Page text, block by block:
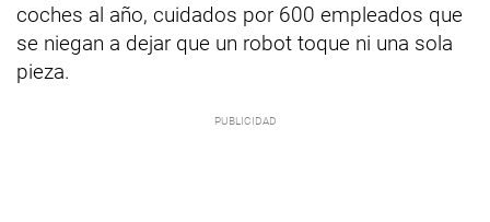
coches al año, cuidados por 600 empleados que
se niegan a dejar que un robot toque ni una sola
pieza.